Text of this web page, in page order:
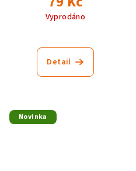
Vyprodáno
Detail
Novinka